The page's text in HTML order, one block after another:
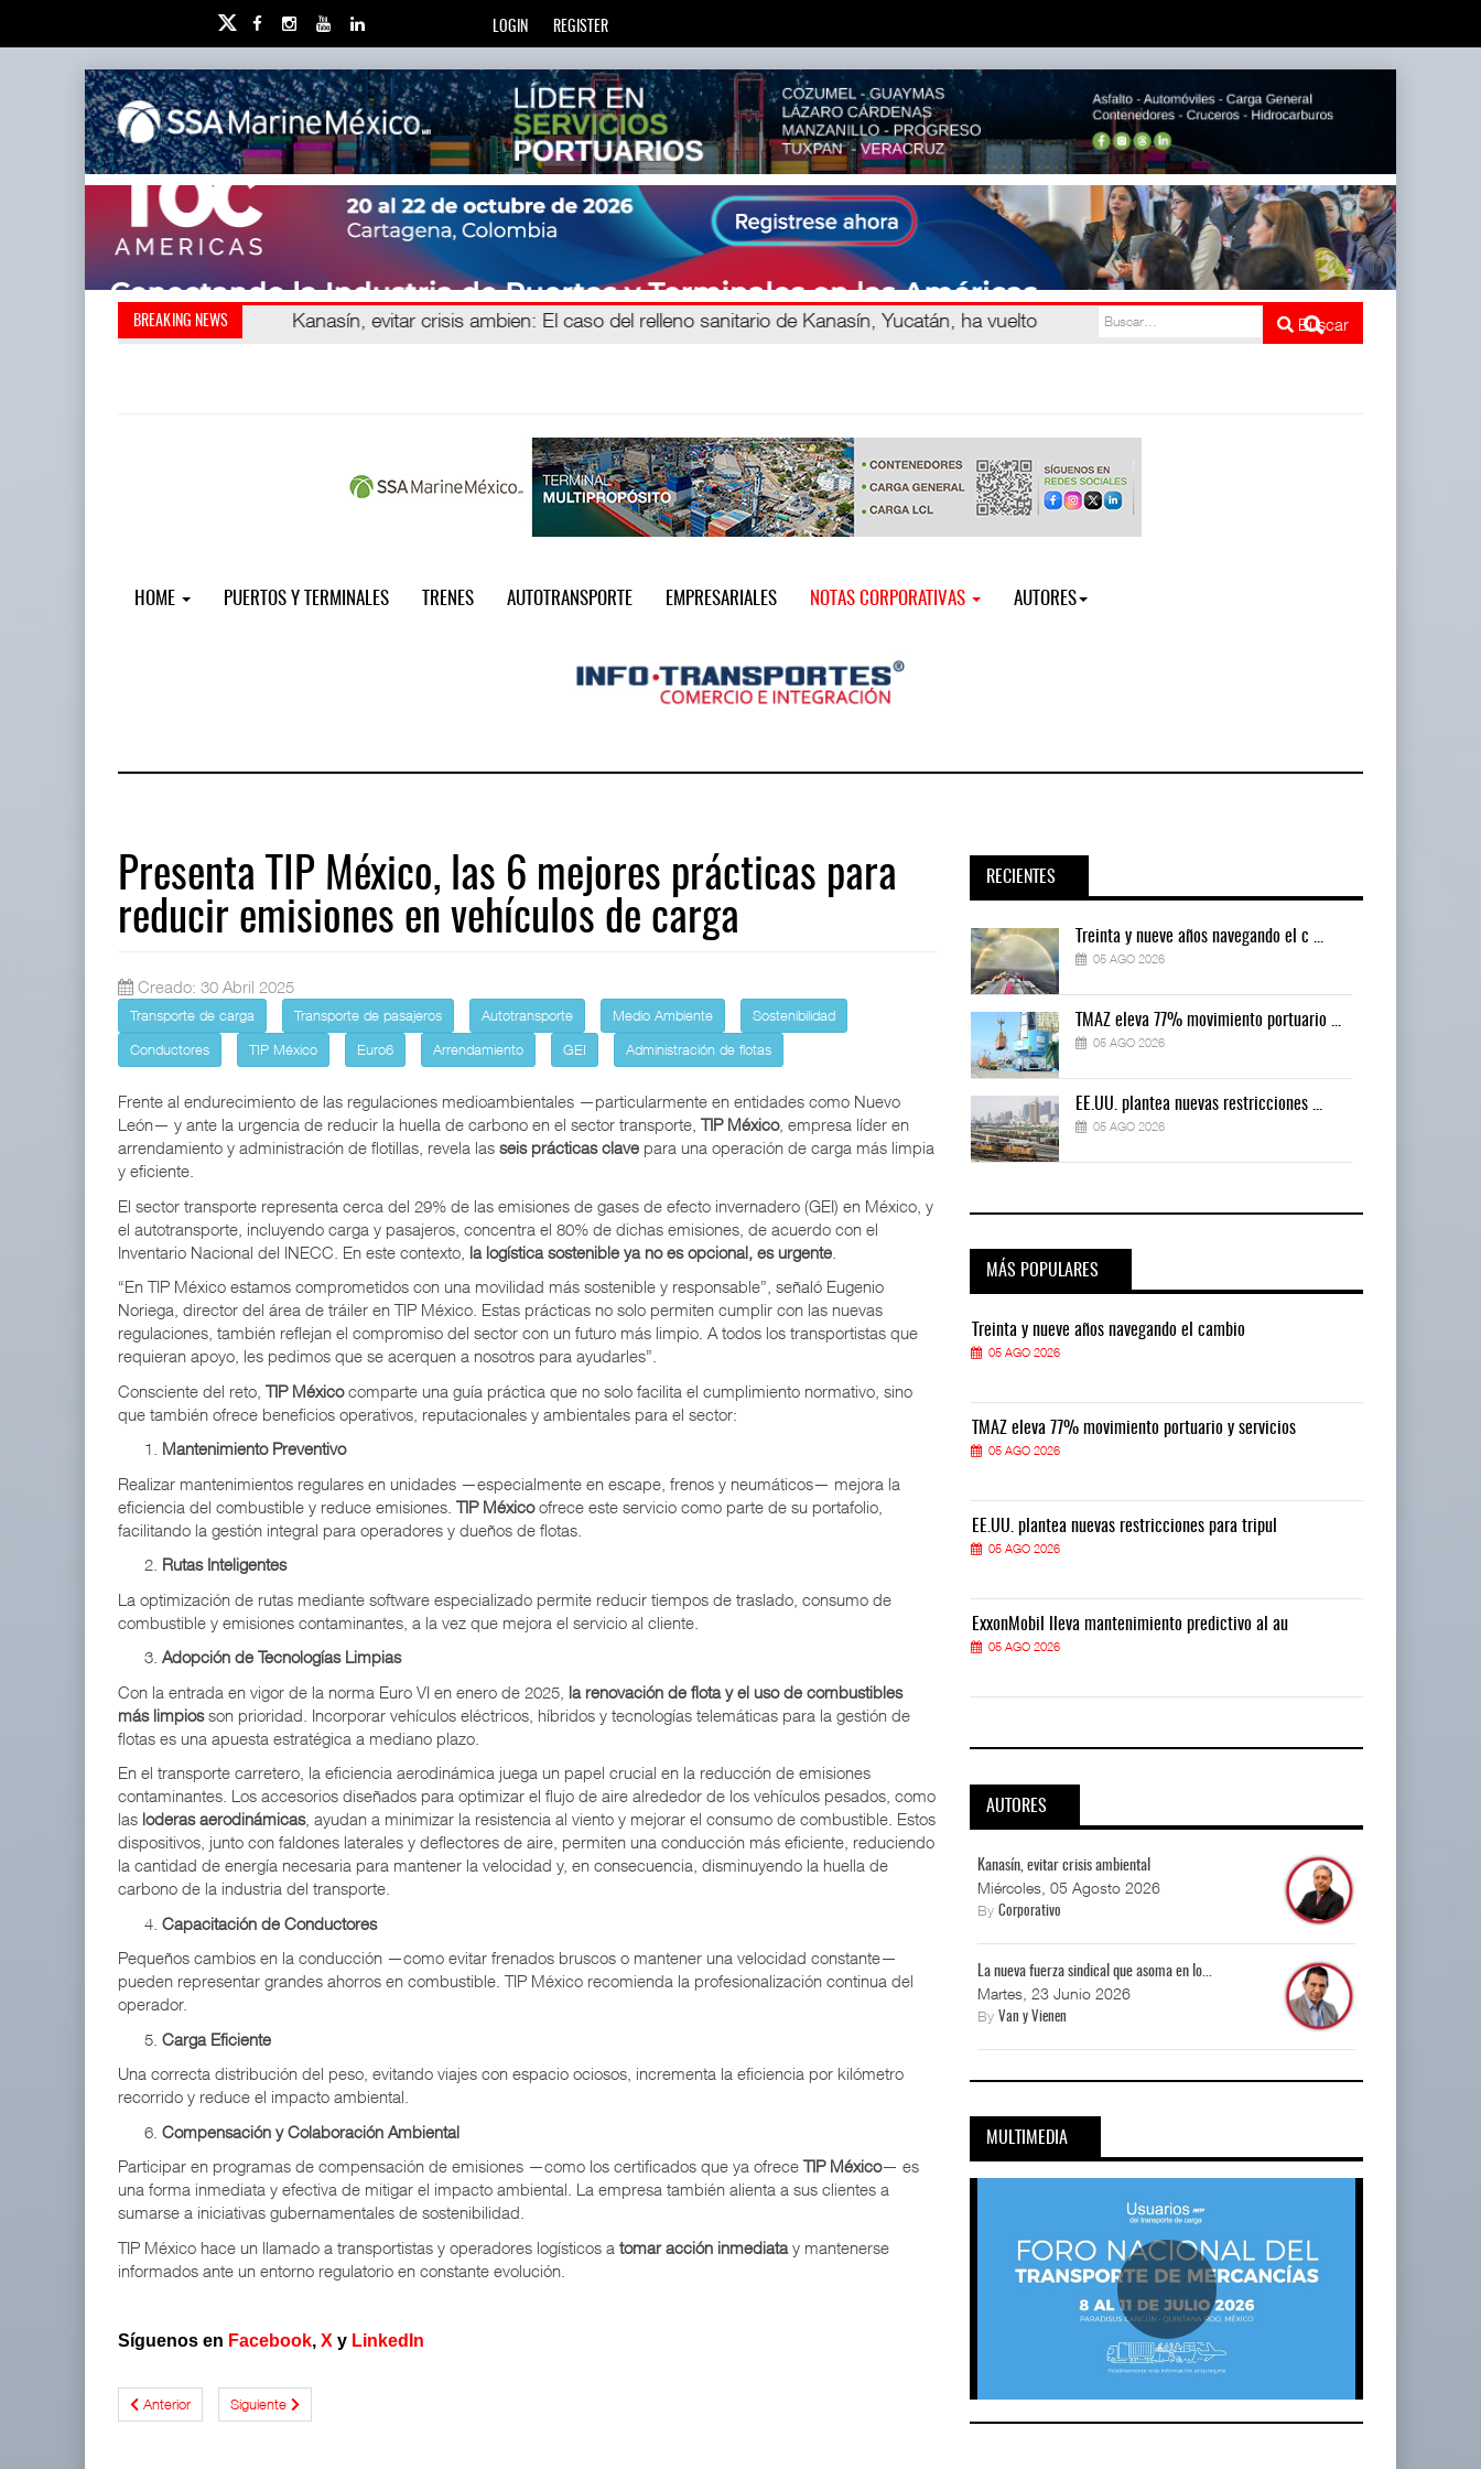
LOGIN REGISTER
BREAKING NEWS Kanasín, evitar crisis ambien
Treinta y nueve años navegand: La transformación del comercio marítimo mundial
Buscar
HOME PUERTOS Y TERMINALES TRENES AUTOTRANSPORTE EMPRESARIALES NOTAS CORPORATIVAS AUTORES
Presenta TIP México, las 6 mejores prácticas para
reducir emisiones en vehículos de carga
Creado: 30 Abril 2025
Transporte de carga Transporte de pasajeros Autotransporte Medio Ambiente
Sostenibilidad
Conductores
TIP México Euro6 Arrendamiento GEI Administración de flotas
Frente al endurecimiento de las regulaciones medioambientales —particularmente en entidades como Nuevo
León— y ante la urgencia de reducir la huella de carbono en el sector transporte, TIP México, empresa líder en
arrendamiento y administración de flotillas, revela las seis prácticas clave para una operación de carga más limpia
y eficiente.
El sector transporte representa cerca del 29% de las emisiones de gases de efecto invernadero (GEI) en México, y
el autotransporte, incluyendo carga y pasajeros, concentra el 80% de dichas emisiones, de acuerdo con el
Inventario Nacional del INECC. En este contexto, la logística sostenible ya no es opcional, es urgente
“En TIP México estamos comprometidos con una movilidad más sostenible y responsable”, señaló Eugenio
Noriega, director del área de tráiler en TIP México. Estas prácticas no solo permiten cumplir con las nuevas
regulaciones, también reflejan el compromiso del sector con un futuro más limpio. A todos los transportistas que
requieran apoyo, les pedimos que se acerquen a nosotros para ayudarles”.
Consciente del reto, TIP Méxicocomparte una guía práctica que no solo facilita el cumplimiento normativo, sino
que también ofrece beneficios operativos, reputacionales y ambientales para el sector:
Mantenimiento Preventivo
Realizar mantenimientos regulares en unidades —especialmente en escape, frenos y neumáticos— mejora la
eficiencia del combustible y reduce emisiones. TIP Méxicoofrece este servicio como parte de su portafolio,
facilitando la gestión integral para operadores y dueños de flotas.
Rutas Inteligentes
La optimización de rutas mediante software especializado permite reducir tiempos de traslado, consumo de
combustible y emisiones contaminantes, a la vez que mejora el servicio al cliente.
Adopción de Tecnologías Limpias
Con la entrada en vigor de la norma Euro VI en enero de 2025, la renovación de flota y el uso de combustibles
más limpiosson prioridad. Incorporar vehículos eléctricos, híbridos y tecnologías telemáticas para la gestión de
flotas es una apuesta estratégica a mediano plazo.
En el transporte carretero, la eficiencia aerodinámica juega un papel crucial en la reducción de emisiones
contaminantes. Los accesorios diseñados para optimizar el flujo de aire alrededor de los vehículos pesados, como
las loderas aerodinámicas, ayudan a minimizar la resistencia al viento y mejorar el consumo de combustible. Estos
dispositivos, junto con faldones laterales y deflectores de aire, permiten una conducción más eficiente, reduciendo
la cantidad de energía necesaria para mantener la velocidad y, en consecuencia, disminuyendo la huella de
carbono de la industria del transporte.
Capacitación de Conductores
Pequeños cambios en la conducción —como evitar frenados bruscos o mantener una velocidad constante—
pueden representar grandes ahorros en combustible. TIP México recomienda la profesionalización continua del
operador.
Carga Eficiente
Una correcta distribución del peso, evitando viajes con espacio ociosos, incrementa la eficiencia por kilómetro
recorrido y reduce el impacto ambiental.
Compensación y Colaboración Ambiental
Participar en programas de compensación de emisiones —como los certificados que ya ofrece TIP México— es
una forma inmediata y efectiva de mitigar el impacto ambiental. La empresa también alienta a sus clientes a
sumarse a iniciativas gubernamentales de sostenibilidad.
TIP México hace un llamado a transportistas y operadores logísticos a tomar acción inmediatay mantenerse
informados ante un entorno regulatorio en constante evolución.
Síguenos en Facebook, X y LinkedIn
Anterior Siguiente
RECIENTES
Treinta y nueve años navegando el c ...
TMAZ eleva 77% movimiento portuario ...
05 AGO 2026
EE.UU. plantea nuevas restricciones ...
05 AGO 2026
Treinta y nueve años navegando el c ...
TMAZ eleva 77% movimiento portuario ...
05 AGO 2026
EE.UU. plantea nuevas restricciones ...
05 AGO 2026
Treinta y nueve años navegando el c ...
05 AGO 2026
TMAZ eleva 77% movimiento portuario ...
05 AGO 2026
EE.UU. plantea nuevas restricciones ...
05 AGO 2026
MÁS POPULARES
Treinta y nueve años navegando el cambio
05 AGO 2026
TMAZ eleva 77% movimiento portuario y servicios
05 AGO 2026
EE.UU. plantea nuevas restricciones para tripul
ExxonMobil lleva mantenimiento predictivo al au
Treinta y nueve años navegando el cambio
05 AGO 2026
TMAZ eleva 77% movimiento portuario y servicios
EE.UU. plantea nuevas restricciones para tripul
ExxonMobil lleva mantenimiento predictivo al au
Treinta y nueve años navegando el cambio
05 AGO 2026
TMAZ eleva 77% movimiento portuario y servicios
05 AGO 2026
EE.UU. plantea nuevas restricciones para tripul
05 AGO 2026
ExxonMobil lleva mantenimiento predictivo al au
05 AGO 2026
AUTORES
Kanasín, evitar crisis ambiental
Miércoles, 05 Agosto 2026
ByCorporativo
La nueva fuerza sindical que asoma en lo...
Martes, 23 Junio 2026
ByVan y Vienen
MULTIMEDIA